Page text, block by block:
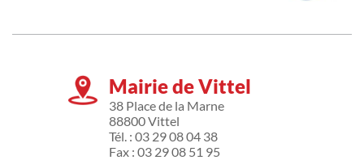
Mairie de Vittel
38 Place de la Marne
88800 Vittel
Tél. : 03 29 08 04 38
Fax : 03 29 08 51 95